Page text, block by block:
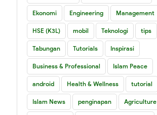
Ekonomi Engineering Management
HSE (K3L) mobil Teknologi tips
Tabungan Tutorials Inspirasi
Business & Professional Islam Peace
android Health & Wellness tutorial
Islam News penginapan Agriculture